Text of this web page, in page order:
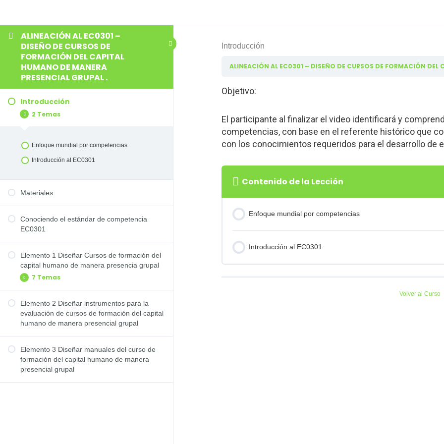
ALINEACIÓN AL EC0301 –
DISEÑO DE CURSOS DE
FORMACIÓN DEL CAPITAL
HUMANO DE MANERA
PRESENCIAL GRUPAL .
Introducción
2 Temas
Enfoque mundial por competencias
Introducción al EC0301
Materiales
Conociendo el estándar de competencia
EC0301
Elemento 1 Diseñar Cursos de formación del
capital humano de manera presencia grupal
7 Temas
Área de dominio, etapa del diseño de cursos
Teorías de aprendizaje
Aprendizaje de los adultos: Andragogía
Técnicas Instruccionales: expositiva,
demostrativa y diálogo discusión
Elemento 2 Diseñar instrumentos para la
evaluación de cursos de formación del capital
humano de manera presencial grupal
Elemento 3 Diseñar manuales del curso de
formación del capital humano de manera
presencial grupal
Introducción
Objetivo:
El participante al finalizar el video identificará y
competencias, con base en el referente histórico que
con los conocimientos requeridos para el desarrollo de
Contenido de la Lección
Enfoque mundial por competencias
Introducción al EC0301
Volver al Curso